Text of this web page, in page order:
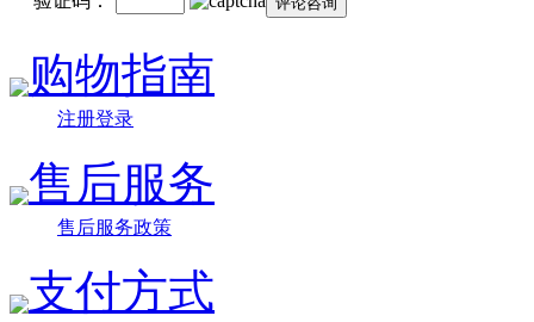
购物指南
注册登录
售后服务
售后服务政策
支付方式